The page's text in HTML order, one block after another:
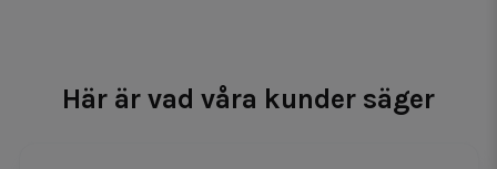
Här är vad våra kunder säger